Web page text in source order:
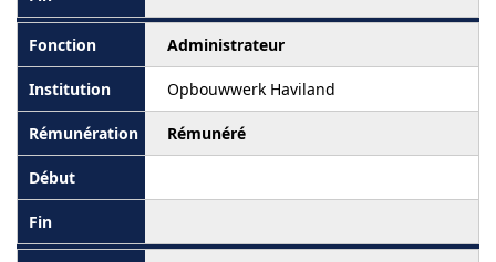
Administrateur
Opbouwwerk Haviland
Rémunéré